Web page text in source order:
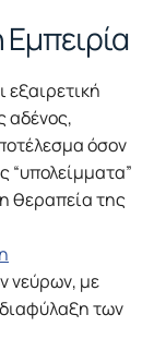
εξαιρετική
αδένος,
όσον
“υπολείμματα”
θεραπεία της
νεύρων, με
διαφύλαξη των